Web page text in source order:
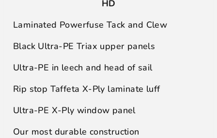
HD
Laminated Powerfuse Tack and Clew
Black Ultra-PE Triax upper panels
Ultra-PE in leech and head of sail
Rip stop Taffeta X-Ply laminate luff
Ultra-PE X-Ply window panel
Our most durable construction